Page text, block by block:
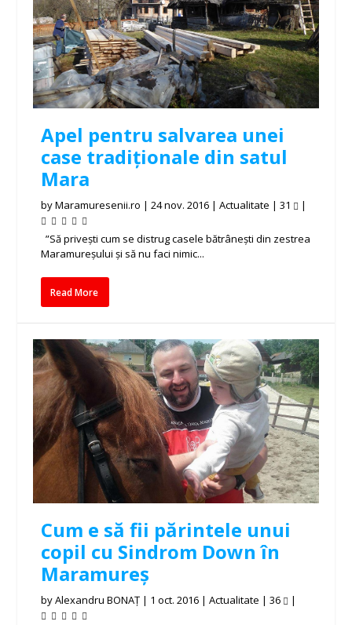
Apel pentru salvarea unei
case tradiționale din satul
Mara
byMaramuresenii.ro |24 nov. 2016 |Actualitate |31 |
”Să privești cum se distrug casele bătrânești din zestrea
Maramureșului și să nu faci nimic...
Read More
Cum e să fii părintele unui
copil cu Sindrom Down în
Maramureș
byAlexandru BONAȚ | 1 oct. 2016 |Actualitate |36 |